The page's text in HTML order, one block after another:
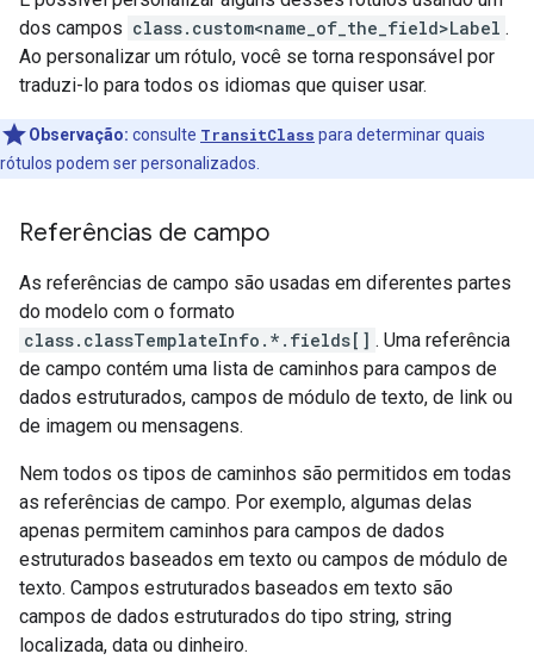
dos campos class.custom<name_of_the_field>Label .
Ao personalizar um rótulo, você se torna responsável por
traduzi-lo para todos os idiomas que quiser usar.
Observação: consulte TransitClass para determinar quais
rótulos podem ser personalizados.
Referências de campo
As referências de campo são usadas em diferentes partes
do modelo com o formato
class.classTemplateInfo.*.fields[] . Uma referência
de campo contém uma lista de caminhos para campos de
dados estruturados, campos de módulo de texto, de link ou
de imagem ou mensagens.
Nem todos os tipos de caminhos são permitidos em todas
as referências de campo. Por exemplo, algumas delas
apenas permitem caminhos para campos de dados
estruturados baseados em texto ou campos de módulo de
texto. Campos estruturados baseados em texto são
campos de dados estruturados do tipo string, string
localizada, data ou dinheiro.